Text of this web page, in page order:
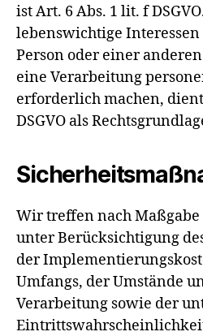
ist Art. 6 Abs. 1 lit. f
lebenswichtige
Person oder einer
eine Verarbeitung
erforderlich machen,
DSGVO als
Wir treffen nach Maßgabe
unter Berücksichtigung
der
Umfangs, der Umstände
Verarbeitung sowie der